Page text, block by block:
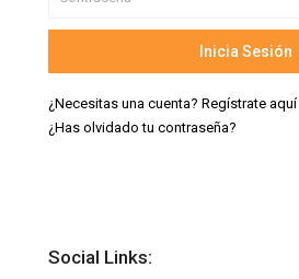
Inicia Sesión
¿Necesitas una cuenta? Regístrate aquí
¿Has olvidado tu contraseña?
Social Links: